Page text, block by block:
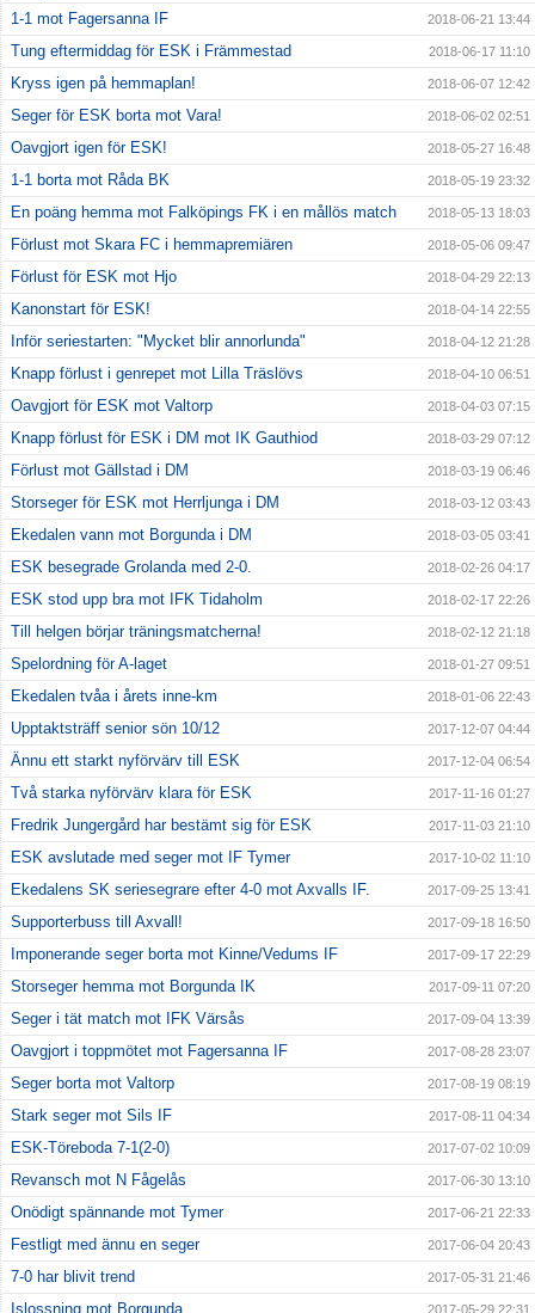
1-1 mot Fagersanna IF 2018-06-21 13:44
Tung eftermiddag för ESK i Främmestad 2018-06-17 11:10
Kryss igen på hemmaplan! 2018-06-07 12:42
Seger för ESK borta mot Vara! 2018-06-02 02:51
Oavgjort igen för ESK! 2018-05-27 16:48
1-1 borta mot Råda BK 2018-05-19 23:32
En poäng hemma mot Falköpings FK i en mållös match 2018-05-13 18:03
Förlust mot Skara FC i hemmapremiären 2018-05-06 09:47
Förlust för ESK mot Hjo 2018-04-29 22:13
Kanonstart för ESK! 2018-04-14 22:55
Inför seriestarten: "Mycket blir annorlunda" 2018-04-12 21:28
Knapp förlust i genrepet mot Lilla Träslövs 2018-04-10 06:51
Oavgjort för ESK mot Valtorp 2018-04-03 07:15
Knapp förlust för ESK i DM mot IK Gauthiod 2018-03-29 07:12
Förlust mot Gällstad i DM 2018-03-19 06:46
Storseger för ESK mot Herrljunga i DM 2018-03-12 03:43
Ekedalen vann mot Borgunda i DM 2018-03-05 03:41
ESK besegrade Grolanda med 2-0. 2018-02-26 04:17
ESK stod upp bra mot IFK Tidaholm 2018-02-17 22:26
Till helgen börjar träningsmatcherna! 2018-02-12 21:18
Spelordning för A-laget 2018-01-27 09:51
Ekedalen tvåa i årets inne-km 2018-01-06 22:43
Upptaktsträff senior sön 10/12 2017-12-07 04:44
Ännu ett starkt nyförvärv till ESK 2017-12-04 06:54
Två starka nyförvärv klara för ESK 2017-11-16 01:27
Fredrik Jungergård har bestämt sig för ESK 2017-11-03 21:10
ESK avslutade med seger mot IF Tymer 2017-10-02 11:10
Ekedalens SK seriesegrare efter 4-0 mot Axvalls IF. 2017-09-25 13:41
Supporterbuss till Axvall! 2017-09-18 16:50
Imponerande seger borta mot Kinne/Vedums IF 2017-09-17 22:29
Storseger hemma mot Borgunda IK 2017-09-11 07:20
Seger i tät match mot IFK Värsås 2017-09-04 13:39
Oavgjort i toppmötet mot Fagersanna IF 2017-08-28 23:07
Seger borta mot Valtorp 2017-08-19 08:19
Stark seger mot Sils IF 2017-08-11 04:34
ESK-Töreboda 7-1(2-0) 2017-07-02 10:09
Revansch mot N Fågelås 2017-06-30 13:10
Onödigt spännande mot Tymer 2017-06-21 22:33
Festligt med ännu en seger 2017-06-04 20:43
7-0 har blivit trend 2017-05-31 21:46
Islossning mot Borgunda 2017-05-29 22:31